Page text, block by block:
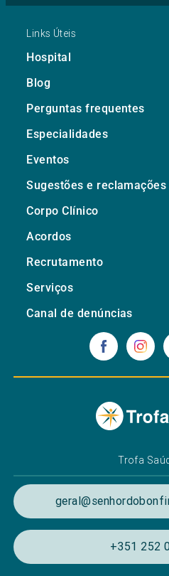
Links Úteis
Hospital
Blog
Perguntas frequentes
Especialidades
Eventos
Sugestões e reclamações
Corpo Clínico
Acordos
Recrutamento
Serviços
Canal de denúncias
Trofa
+351 252